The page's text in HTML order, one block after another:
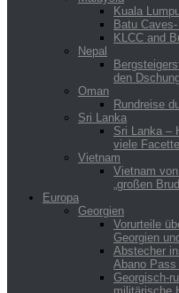
Kuala
Batu
KLCC and
Nepal
den
Oman
Rundreise
Sri Lanka
Sri Lanka –
viele
Vietnam
Vietnam
„großen
Europa
Georgien
Vorurteile
Georgien
Abstecher
Abano
Georgisch-